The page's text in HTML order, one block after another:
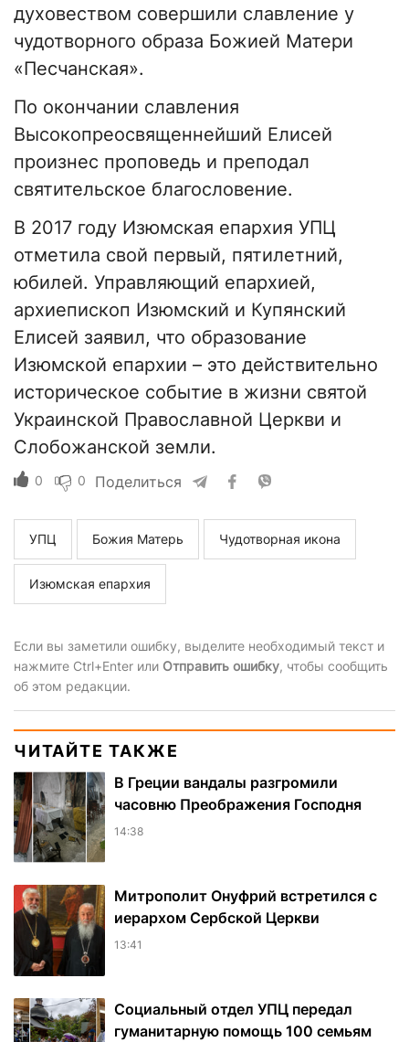
духовеством совершили славление у
чудотворного образа Божией Матери
«Песчанская».
По окончании славления
Высокопреосвященнейший Елисей
произнес проповедь и преподал
святительское благословение.
В 2017 году Изюмская епархия УПЦ
отметила свой первый, пятилетний,
юбилей. Управляющий епархией,
архиепископ Изюмский и Купянский
Елисей заявил, что образование
Изюмской епархии – это действительно
историческое событие в жизни святой
Украинской Православной Церкви и
Слобожанской земли.
0 0 Поделиться
УПЦ Божия Матерь Чудотворная икона
Изюмская епархия
Если вы заметили ошибку, выделите необходимый текст и
нажмите Ctrl+Enter или Отправить ошибку, чтобы сообщить
об этом редакции.
ЧИТАЙТЕ ТАКЖЕ
В Греции вандалы разгромили
часовню Преображения Господня
14:38
Митрополит Онуфрий встретился с
иерархом Сербской Церкви
13:41
Социальный отдел УПЦ передал
гуманитарную помощь 100 семьям